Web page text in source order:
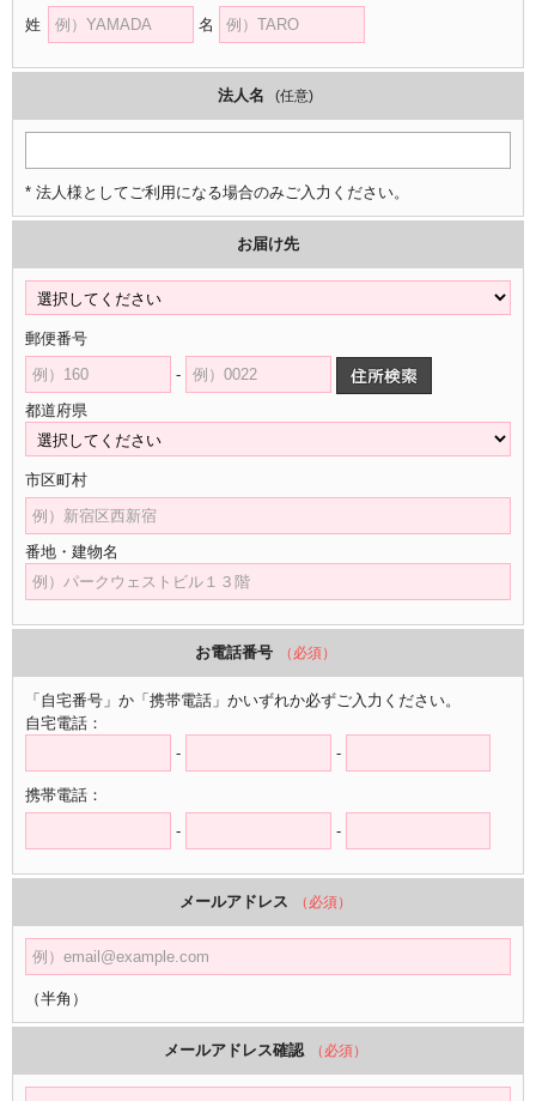
姓
名
法人名 (任意)
* 法人様としてご利用になる場合のみご入力ください。
お届け先
郵便番号
-
都道府県
市区町村
番地・建物名
お電話番号 （必須）
「自宅番号」か「携帯電話」かいずれか必ずご入力ください。
自宅電話：
-
-
携帯電話：
-
-
メールアドレス （必須）
（半角）
メールアドレス確認 （必須）